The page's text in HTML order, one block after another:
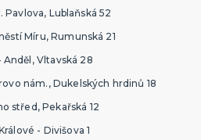
Pavlova, Lublaňská 52
Míru, Rumunská 21
Anděl, Vltavská 28
nám., Dukelských hrdinů 18
střed, Pekařská 12
- Divišova 1